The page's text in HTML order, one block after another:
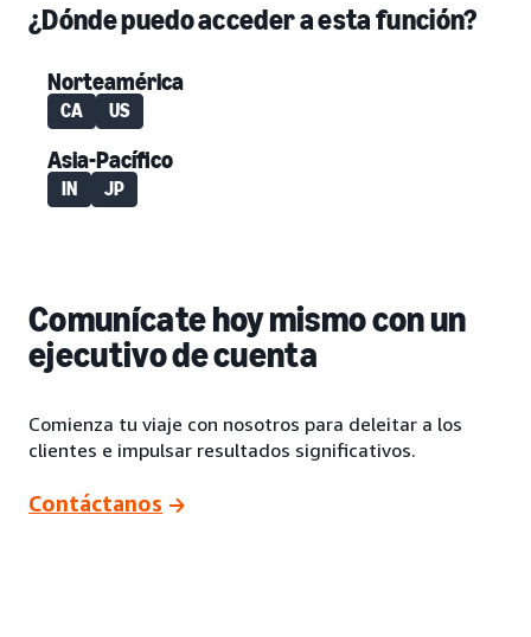
¿Dónde puedo acceder a esta función?
Norteamérica
CA US
Asia-Pacífico
IN JP
Comunícate hoy mismo con un
ejecutivo de cuenta
Comienza tu viaje con nosotros para deleitar a los
clientes e impulsar resultados significativos.
Contáctanos